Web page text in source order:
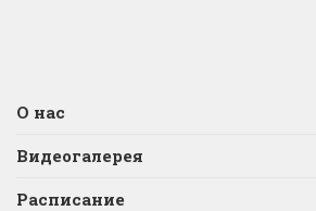
О нас
Видеогалерея
Расписание